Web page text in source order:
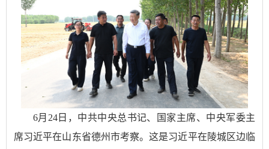
6月24日，中共中央总书记、国家主席、中央军委主
席习近平在山东省德州市考察。这是习近平在陵城区边临